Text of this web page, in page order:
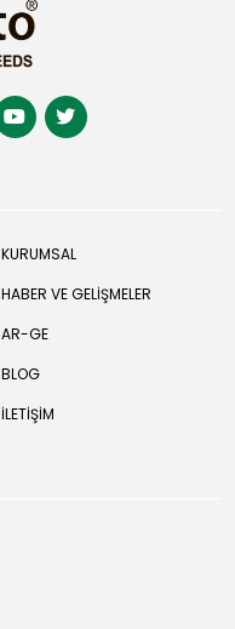
KURUMSAL
HABER VE GELIŞMELER
AR-GE
BLOG
İLETIŞIM